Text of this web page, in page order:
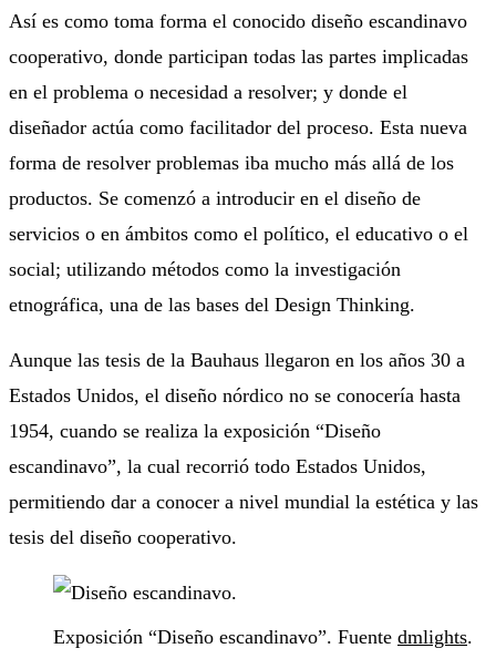
Así es como toma forma el conocido diseño escandinavo
cooperativo, donde participan todas las partes implicadas
en el problema o necesidad a resolver; y donde el
diseñador actúa como facilitador del proceso. Esta nueva
forma de resolver problemas iba mucho más allá de los
productos. Se comenzó a introducir en el diseño de
servicios o en ámbitos como el político, el educativo o el
social; utilizando métodos como la investigación
etnográfica, una de las bases del Design Thinking.
Aunque las tesis de la Bauhaus llegaron en los años 30 a
Estados Unidos, el diseño nórdico no se conocería hasta
1954, cuando se realiza la exposición “Diseño
escandinavo”, la cual recorrió todo Estados Unidos,
permitiendo dar a conocer a nivel mundial la estética y las
tesis del diseño cooperativo.
Exposición “Diseño escandinavo”. Fuente dmlights.